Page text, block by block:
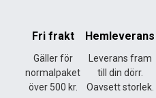
Fri frakt
Gäller för
normalpaket
över 500 kr.
Hemleverans
Leverans fram
till din dörr.
Oavsett storlek.